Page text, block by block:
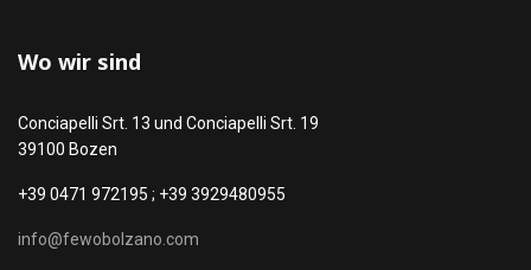
Wo wir sind
Conciapelli Srt. 13 und Conciapelli Srt. 19
39100 Bozen
+39 0471 972195 ; +39 3929480955
info@fewobolzano.com